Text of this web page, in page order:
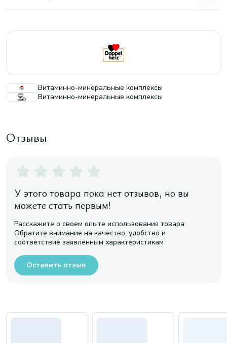
Витаминно-минеральные комплексы
Витаминно-минеральные комплексы
Отзывы
У этого товара пока нет отзывов, но вы
можете стать первым!
Расскажите о своем опыте использования товара.
Обратите внимание на качество, удобство и
соответствие заявленным характеристикам
Оставить отзыв